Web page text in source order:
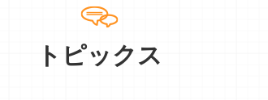
トピックス